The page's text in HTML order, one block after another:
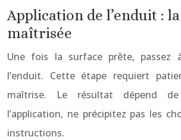
Application de l’enduit :
maîtrisée
Une fois la surface prête, passez
l’enduit. Cette étape requiert
maîtrise. Le résultat dépend
l’application, ne précipitez pas les
instructions.